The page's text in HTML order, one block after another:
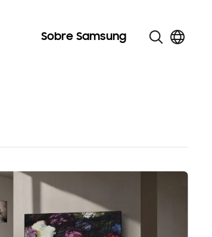
Sobre Samsung